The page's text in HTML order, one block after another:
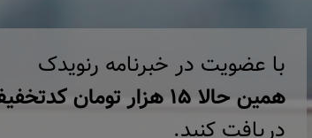
با عضویت در خبرنامه رنویدک
همین حالا ۱۵ هزار تومان کد‌تخفیف خرید آنلاین
دریافت کنید.